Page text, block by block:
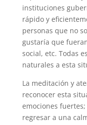
instituciones
rápido y
personas que no
gustaría que
social, etc. Todas
naturales a esta
La meditación y
reconocer esta
emociones
regresar a una